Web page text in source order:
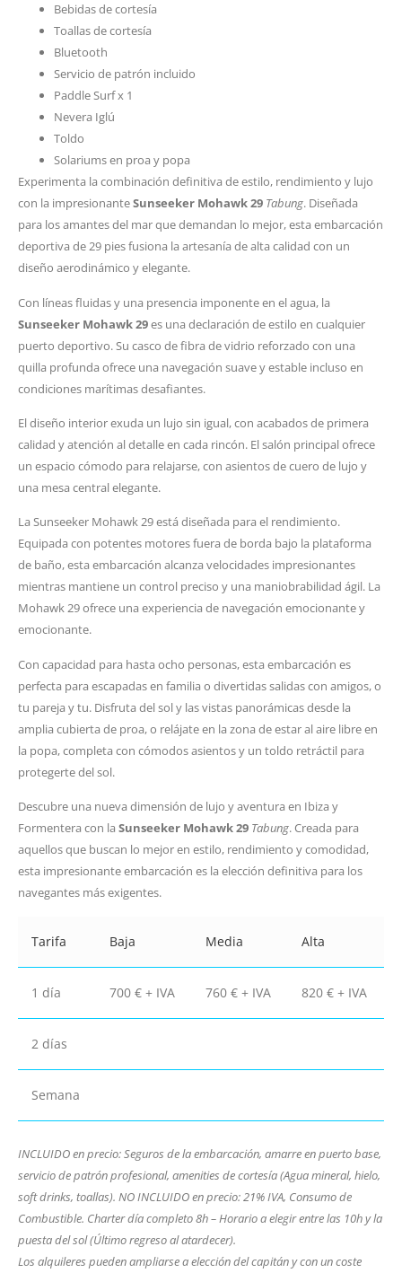
Bebidas de cortesía
Toallas de cortesía
Bluetooth
Servicio de patrón incluido
Paddle Surf x 1
Nevera Iglú
Toldo
Solariums en proa y popa
Experimenta la combinación definitiva de estilo, rendimiento y lujo
con la impresionanteSunseeker Mohawk 29 Tabung. Diseñada
para los amantes del mar que demandan lo mejor, esta embarcación
deportiva de 29 pies fusiona la artesanía de alta calidad con un
diseño aerodinámico y elegante.
Con líneas fluidas y una presencia imponente en el agua, la
Sunseeker Mohawk 29es una declaración de estilo en cualquier
puerto deportivo. Su casco de fibra de vidrio reforzado con una
quilla profunda ofrece una navegación suave y estable incluso en
condiciones marítimas desafiantes.
El diseño interior exuda un lujo sin igual, con acabados de primera
calidad y atención al detalle en cada rincón. El salón principal ofrece
un espacio cómodo para relajarse, con asientos de cuero de lujo y
una mesa central elegante.
La Sunseeker Mohawk 29 está diseñada para el rendimiento.
Equipada con potentes motores fuera de borda bajo la plataforma
de baño, esta embarcación alcanza velocidades impresionantes
mientras mantiene un control preciso y una maniobrabilidad ágil. La
Mohawk 29 ofrece una experiencia de navegación emocionante y
emocionante.
Con capacidad para hasta ocho personas, esta embarcación es
perfecta para escapadas en familia o divertidas salidas con amigos, o
tu pareja y tu. Disfruta del sol y las vistas panorámicas desde la
amplia cubierta de proa, o relájate en la zona de estar al aire libre en
la popa, completa con cómodos asientos y un toldo retráctil para
protegerte del sol.
Descubre una nueva dimensión de lujo y aventura en Ibiza y
Formentera con la Sunseeker Mohawk 29 Tabung. Creada para
aquellos que buscan lo mejor en estilo, rendimiento y comodidad,
esta impresionante embarcación es la elección definitiva para los
navegantes más exigentes.
Tarifa Baja Media Alta
1 día 700 € + IVA 760 € + IVA 820 € + IVA
2 días
Semana
INCLUIDO en precio: Seguros de la embarcación, amarre en puerto base,
servicio de patrón profesional, amenities de cortesía (Agua mineral, hielo,
soft drinks, toallas). NO INCLUIDO en precio: 21% IVA, Consumo de
Combustible. Charter día completo 8h – Horario a elegir entre las 10h y la
puesta del sol (Último regreso al atardecer).
Los alquileres pueden ampliarse a elección del capitán y con un coste